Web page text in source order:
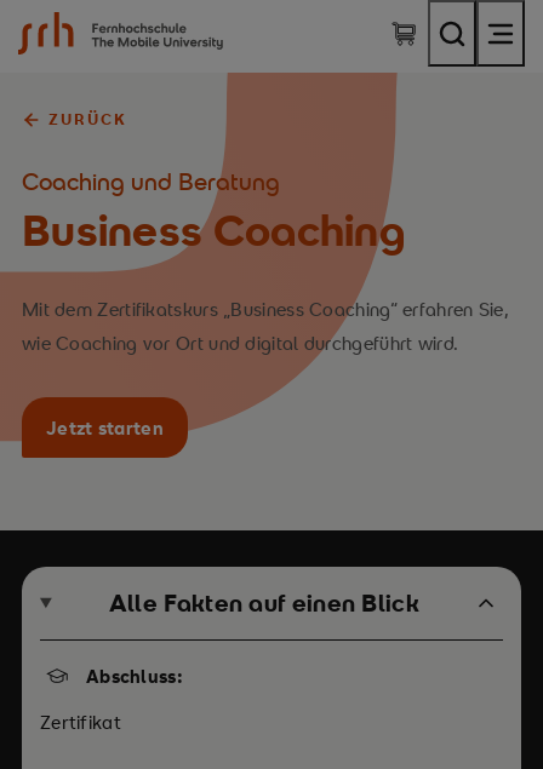
SRH Fernhochschule - The Mobile University
ZURÜCK
Coaching und Beratung
Business Coaching
Mit dem Zertifikatskurs „Business Coaching“ erfahren Sie,
wie Coaching vor Ort und digital durchgeführt wird.
Jetzt starten
Alle Fakten auf einen Blick
Abschluss:
Zertifikat